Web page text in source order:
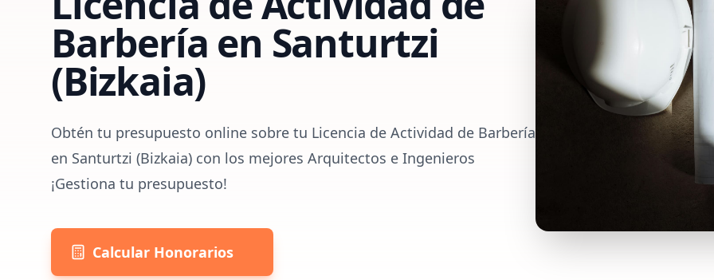
Barbería en Santurtzi
(Bizkaia)
Obtén tu presupuesto online sobre tu Licencia de Actividad de Barbería
en Santurtzi (Bizkaia) con los mejores Arquitectos e Ingenieros
¡Gestiona tu presupuesto!
Calcular Honorarios